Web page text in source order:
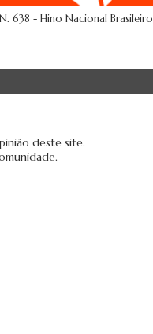
638 - Hino Nacional Brasileiro
deste site.